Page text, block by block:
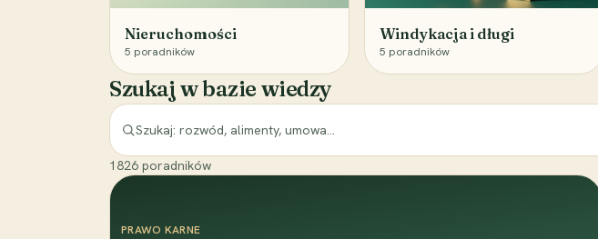
Nieruchomości
5 poradników
Windykacja i długi
5 poradników
Szukaj w bazie wiedzy
1826 poradników
PRAWO KARNE